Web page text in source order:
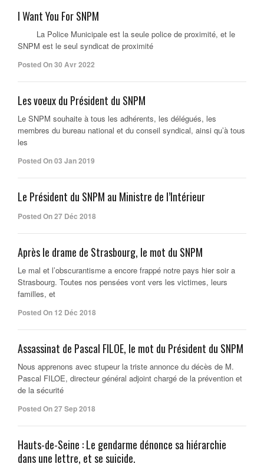
I Want You For SNPM
La Police Municipale est la seule police de proximité, et le
SNPM est le seul syndicat de proximité
Posted On 30 Avr 2022
Les voeux du Président du SNPM
Le SNPM souhaite à tous les adhérents, les délégués, les
membres du bureau national et du conseil syndical, ainsi qu’à tous
les
Posted On 03 Jan 2019
Le Président du SNPM au Ministre de l’Intérieur
Posted On 27 Déc 2018
Après le drame de Strasbourg, le mot du SNPM
Le mal et l’obscurantisme a encore frappé notre pays hier soir a
Strasbourg. Toutes nos pensées vont vers les victimes, leurs
familles, et
Posted On 12 Déc 2018
Assassinat de Pascal FILOE, le mot du Président du SNPM
Nous apprenons avec stupeur la triste annonce du décès de M.
Pascal FILOE, directeur général adjoint chargé de la prévention et
de la sécurité
Posted On 27 Sep 2018
Hauts-de-Seine : Le gendarme dénonce sa hiérarchie
dans une lettre, et se suicide.